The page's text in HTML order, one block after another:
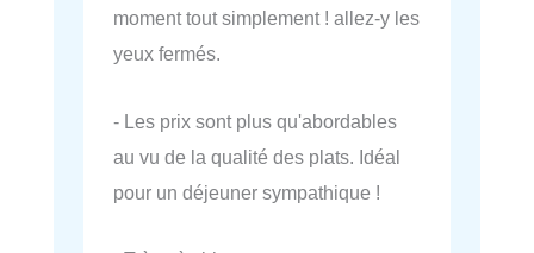
moment tout simplement ! allez-y les
yeux fermés.
- Les prix sont plus qu'abordables
au vu de la qualité des plats. Idéal
pour un déjeuner sympathique !